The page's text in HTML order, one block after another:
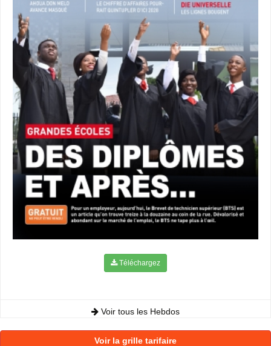
Téléchargez
Voir tous les Hebdos
Voir la grille tarifaire